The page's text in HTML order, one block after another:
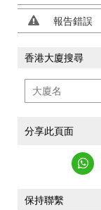
報告錯誤
香港大廈搜尋
分享此頁面
保持聯繫